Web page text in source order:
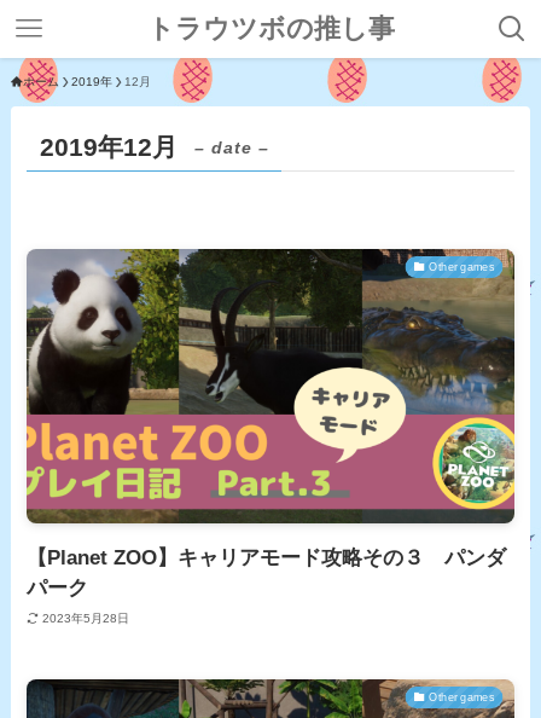
トラウツボの推し事
ホーム 2019年 12月
2019年12月 – date –
Other games
【Planet ZOO】キャリアモード攻略その３ パンダ
パーク
2023年5月28日
Other games